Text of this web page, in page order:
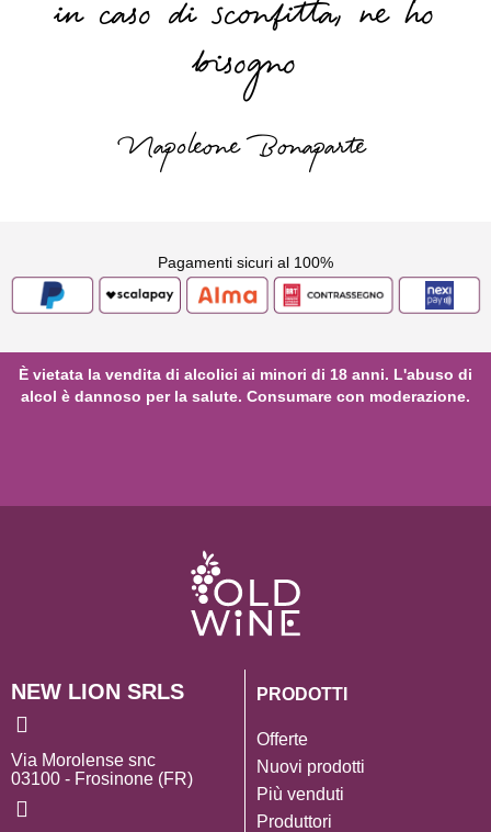
in caso di sconfitta, ne ho
bisogno
Napoleone Bonaparte
Pagamenti sicuri al 100%
È vietata la vendita di alcolici ai minori di 18 anni. L'abuso di
alcol è dannoso per la salute. Consumare con moderazione.
NEW LION SRLS
Via Morolense snc
03100 - Frosinone (FR)
PRODOTTI
Offerte
Nuovi prodotti
Più venduti
Produttori